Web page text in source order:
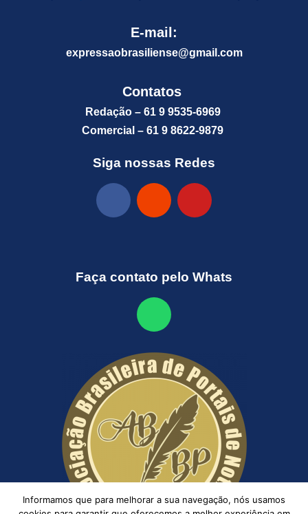
E-mail:
expressaobrasiliense@gmail.com
Contatos
Redação – 61 9 9535-6969
Comercial – 61 9 8622-9879
Siga nossas Redes
Faça contato pelo Whats
Informamos que para melhorar a sua navegação, nós usamos